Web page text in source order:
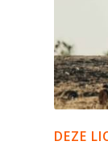
DEZE